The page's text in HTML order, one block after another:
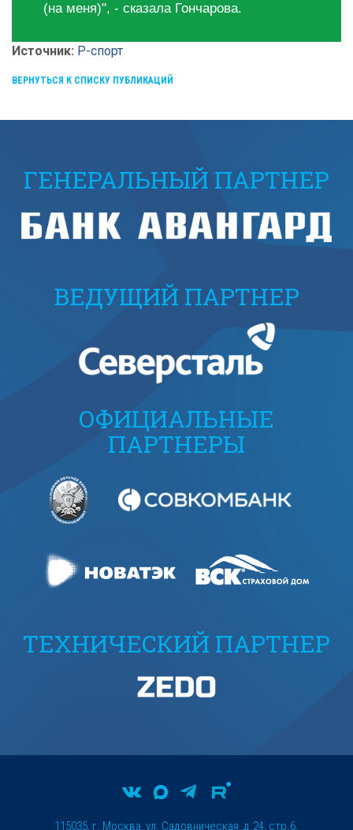
(на меня)", - сказала Гончарова.
Источник: Р-спорт
ВЕРНУТЬСЯ К СПИСКУ ПУБЛИКАЦИЙ
ГЕНЕРАЛЬНЫЙ ПАРТНЕР
ВЕДУЩИЙ ПАРТНЕР
ОФИЦИАЛЬНЫЕ
ПАРТНЕРЫ
ТЕХНИЧЕСКИЙ ПАРТНЕР
115035, г. Москва, ул. Садовническая, д.24, стр.6.